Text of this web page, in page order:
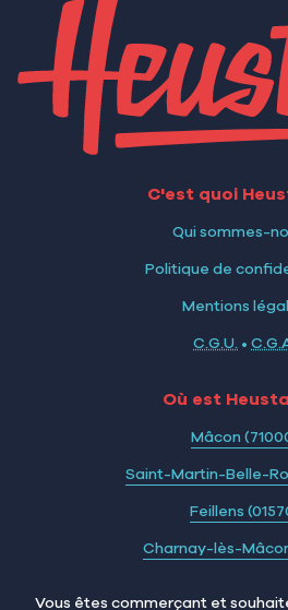
C'est quoi
Qui sommes-
Politique de
Mentions
C.G.U. •
Où est
Mâcon
Saint-Martin-Belle-
Feillens
Charnay-lès-
Vous êtes commerçant et